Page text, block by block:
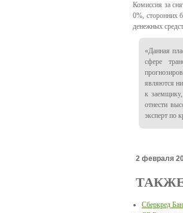
Комиссия за
0%, сторонних
денежных
«Данная
сфере
являются
к
отнести
эксперт по
2 февраля
Сберкред